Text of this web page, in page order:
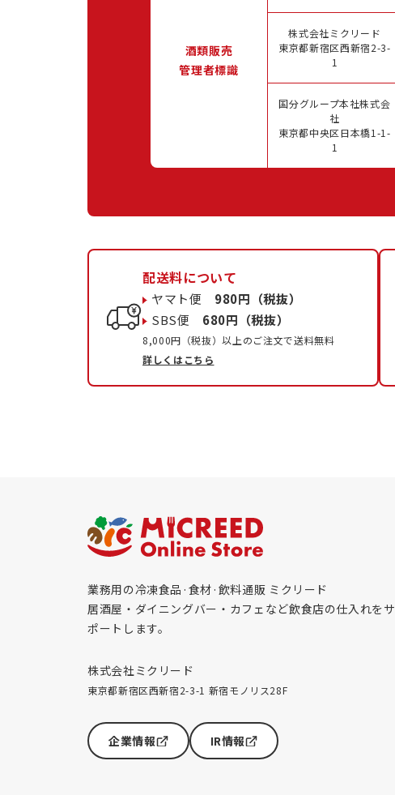
酒類販売
管理者標識
株式会社ミクリード
東京都新宿区西新宿2-3-
1
国分グループ本社株式会
社
東京都中央区日本橋1-1-
1
配送料について
ヤマト便 980円（税抜）
SBS便 680円（税抜）
8,000円（税抜）以上のご注文で送料無料
詳しくはこちら
業務用の冷凍食品·食材·飲料通販 ミクリード
居酒屋・ダイニングバー・カフェなど飲食店の仕入れをサ
ポートします。
株式会社ミクリード
東京都新宿区西新宿2-3-1 新宿モノリス28F
企業情報 IR情報